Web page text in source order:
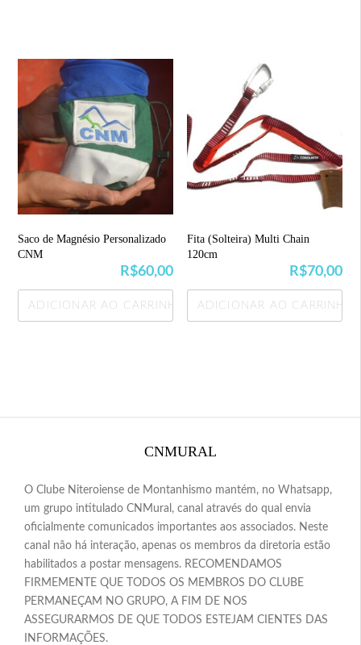
Saco de Magnésio Personalizado
CNM
R$60,00
ADICIONAR AO CARRINHO
Fita (Solteira) Multi Chain
120cm
R$70,00
ADICIONAR AO CARRINHO
CNMURAL
O Clube Niteroiense de Montanhismo mantém, no Whatsapp,
um grupo intitulado CNMural, canal através do qual envia
oficialmente comunicados importantes aos associados. Neste
canal não há interação, apenas os membros da diretoria estão
habilitados a postar mensagens. RECOMENDAMOS
FIRMEMENTE QUE TODOS OS MEMBROS DO CLUBE
PERMANEÇAM NO GRUPO, A FIM DE NOS
ASSEGURARMOS DE QUE TODOS ESTEJAM CIENTES DAS
INFORMAÇÕES.